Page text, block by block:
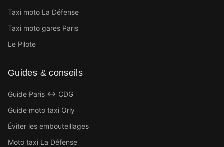
Taxi moto La Défense
Taxi moto gares Paris
Le Pilote
Guides & conseils
Guide Paris ↔ CDG
Guide moto taxi Orly
Éviter les embouteillages
Moto taxi La Défense